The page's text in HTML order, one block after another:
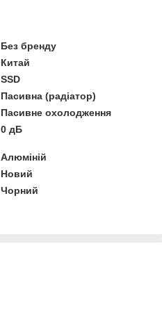
Без бренду
Китай
SSD
Пасивна (радіатор)
Пасивне охолодження
0 дБ
Алюміній
Новий
Чорний